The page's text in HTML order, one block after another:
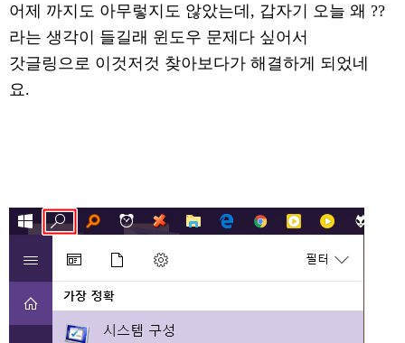
어제 까지도 아무렇지도 않았는데, 갑자기 오늘 왜 ??
라는 생각이 들길래 윈도우 문제다 싶어서
갓글링으로 이것저것 찾아보다가 해결하게 되었네
요.